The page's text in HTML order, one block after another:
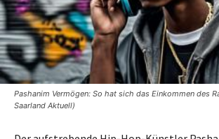
Pashanim Vermögen: So hat sich das Einkommen des
Saarland Aktuell)